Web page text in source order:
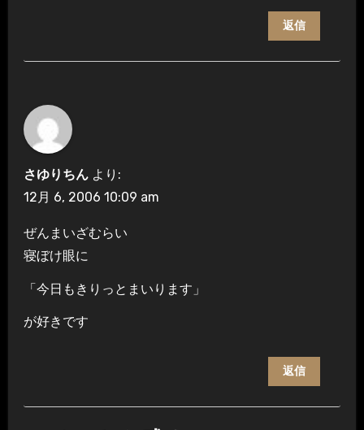
返信
さゆりちん より:
12月 6, 2006 10:09 am
ぜんまいざむらい
寝ぼけ眼に
「今日もきりっとまいります」
が好きです
返信